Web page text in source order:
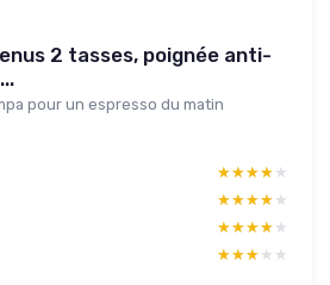
2 tasses, poignée anti-
pour un espresso du matin
★★★★★
★★★★★
★★★★★
★★★★★
★★★★★
★★★★★
★★★★★
★★★★★